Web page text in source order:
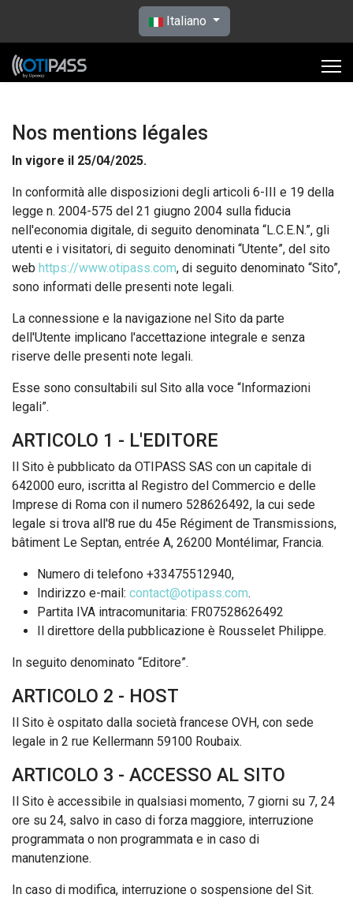
Seleziona la tua lingua
Italiano
Nos mentions légales
In vigore il 25/04/2025.
In conformità alle disposizioni degli articoli 6-III e 19 della
legge n. 2004-575 del 21 giugno 2004 sulla fiducia
nell'economia digitale, di seguito denominata “L.C.E.N.”, gli
utenti e i visitatori, di seguito denominati “Utente”, del sito
web https://www.otipass.com, di seguito denominato “Sito”,
sono informati delle presenti note legali.
La connessione e la navigazione nel Sito da parte
dell'Utente implicano l'accettazione integrale e senza
riserve delle presenti note legali.
Esse sono consultabili sul Sito alla voce “Informazioni
legali”.
ARTICOLO 1 - L'EDITORE
Il Sito è pubblicato da OTIPASS SAS con un capitale di
642000 euro, iscritta al Registro del Commercio e delle
Imprese di Roma con il numero 528626492, la cui sede
legale si trova all'8 rue du 45e Régiment de Transmissions,
bâtiment Le Septan, entrée A, 26200 Montélimar, Francia.
Numero di telefono +33475512940,
Indirizzo e-mail: contact@otipass.com.
Partita IVA intracomunitaria: FR07528626492
Il direttore della pubblicazione è Rousselet Philippe.
In seguito denominato “Editore”.
ARTICOLO 2 - HOST
Il Sito è ospitato dalla società francese OVH, con sede
legale in 2 rue Kellermann 59100 Roubaix.
ARTICOLO 3 - ACCESSO AL SITO
Il Sito è accessibile in qualsiasi momento, 7 giorni su 7, 24
ore su 24, salvo in caso di forza maggiore, interruzione
programmata o non programmata e in caso di
manutenzione.
In caso di modifica, interruzione o sospensione del Sit.